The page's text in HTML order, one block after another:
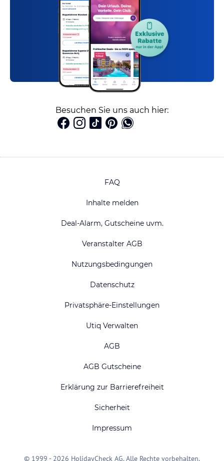
Besuchen Sie uns auch hier:
FAQ
Inhalte melden
Deal-Alarm, Gutscheine uvm.
Veranstalter AGB
Nutzungsbedingungen
Datenschutz
Privatsphäre-Einstellungen
Utiq Verwalten
AGB
AGB Gutscheine
Erklärung zur Barrierefreiheit
Sicherheit
Impressum
© 1999 - 2026 HolidayCheck AG. Alle Rechte vorbehalten.